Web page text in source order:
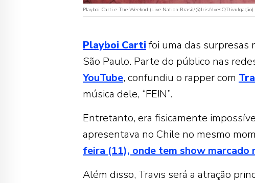
Playboi Carti e The Weeknd (Live Nation Brasil/@IrisAlvesC/Divulgação)
Playboi Cartifoi uma das surpresas
São Paulo. Parte do público nas
YouTube, confundiu o rapper com
música dele, “FE!N”.
Entretanto, era fisicamente
apresentava no Chile no mesmo
feira (11), onde tem show marcado
Além disso, Travis será a atração